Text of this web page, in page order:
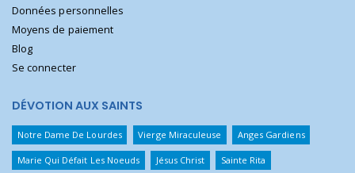
Données personnelles
Moyens de paiement
Blog
Se connecter
DÉVOTION AUX SAINTS
Notre Dame De Lourdes Vierge Miraculeuse Anges Gardiens
Marie Qui Défait Les Noeuds Jésus Christ Sainte Rita